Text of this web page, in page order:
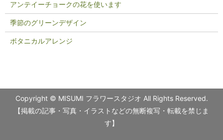
アンテイーチョークの花を使います
季節のグリーンデザイン
ボタニカルアレンジ
Copyright © MISUMI フラワースタジオ All Rights Reserved.
【掲載の記事・写真・イラストなどの無断複写・転載を禁じま
す】